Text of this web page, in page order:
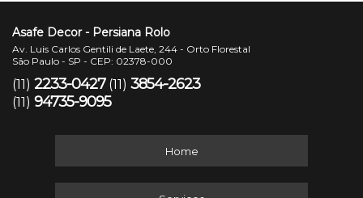
Asafe Decor - Persiana Rolo
Av. Luis Carlos Gentili de Laete, 244 - Orto Florestal
São Paulo - SP - CEP: 02378-000
(11) 2233-0427 (11) 3854-2623
(11) 94735-9095
Home